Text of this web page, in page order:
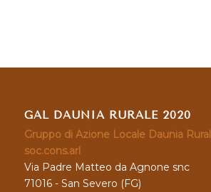
GAL DAUNIA RURALE 2020
Gruppo di Azione Locale Daunia
soc.cons.arl
Via Padre Matteo da Agnone snc
71016 - San Severo (FG)